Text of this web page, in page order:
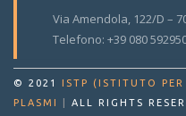
Via Amendola, 122/D –
Telefono: +39 080
© 2021
ISTP (ISTITUTO
PLASMI
ALL RIGHTS